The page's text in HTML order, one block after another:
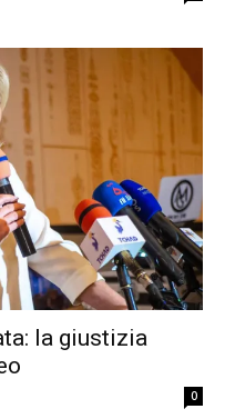
la giustizia
0